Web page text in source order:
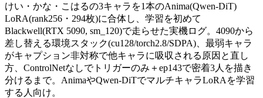
けい・かな・こはるの3キャラを1本のAnima(Qwen-DiT)
LoRA(rank256・294枚)に合体し、学習を初めて
Blackwell(RTX 5090, sm_120)で走らせた実機ログ。4090から
差し替える環境スタック(cu128/torch2.8/SDPA)、最弱キャラ
がキャプション非対称で他キャラに吸収される原因と直し
方、ControlNetなしでトリガーのみ＋ep143で密着3人を描き
分けるまで。AnimaやQwen-DiTでマルチキャラLoRAを学習
する人向け。